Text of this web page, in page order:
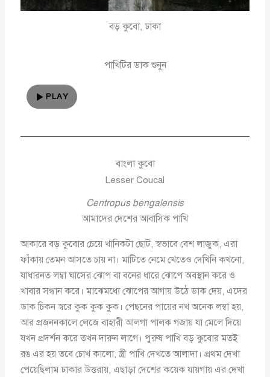
বড় কুবো, ঢাকা
পাখিটির ডাক শুনুন
PLAY
বাংলা কুবো
Lesser Coucal
Centropus bengalensis
আমাদের দেশের আবাসিক পাখি
আকারে বড় কুবোর চেয়ে খানিকটা ছোট, স্বভাবে বেশ লাজুক, এরা
ফাঁকায় তেমন আসতে চায় না। মাটিতে নেমে খেতেও দেখিনি কখনো,
যাধারনত লম্বা ঘাসের ঝোপ বা বনের ধারে ঝোপে অবস্থান করে ও
খাবার সন্ধান করে। মাঝেমধ্যে ঝোপের আগায় উঠে ডাক দেয়, এদের
ডাক চিকন স্বরে কুক কুক কুক। পেছনের পায়ের নখ অনেক লম্বা হয়,
আর প্রজননকালে লেজে বাহারী আলগা পালক গজায় যা মেলে দিয়ে
যখন প্রদর্শন করে তখন দারুন লাগে। পুরুষ পাখি বড় কুবোর মতই
রঙ এর হয় তবে চোখ কালো, স্ত্রী পাখি দেখতে আলাদা। প্রথম দেখা
পেয়েছিলাম ঢাকার উত্তরায়, এছাড়া দেশের কয়েক যায়গায় এর দেখা